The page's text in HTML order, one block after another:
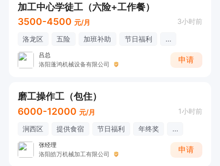
加工中心学徒工（六险+工作餐）
3500-4500 元/月 3小时前
洛龙区 五险 加班补助 节日福利 ...
吕总
洛阳蓬鸿机械设备有限公司
申请
磨工操作工（包住）
6000-12000 元/月 1小时前
涧西区 提供食宿 节日福利 年终奖 ...
张经理
洛阳皓万机械加工有限公司
申请